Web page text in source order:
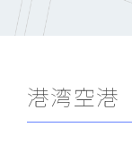
港湾空港